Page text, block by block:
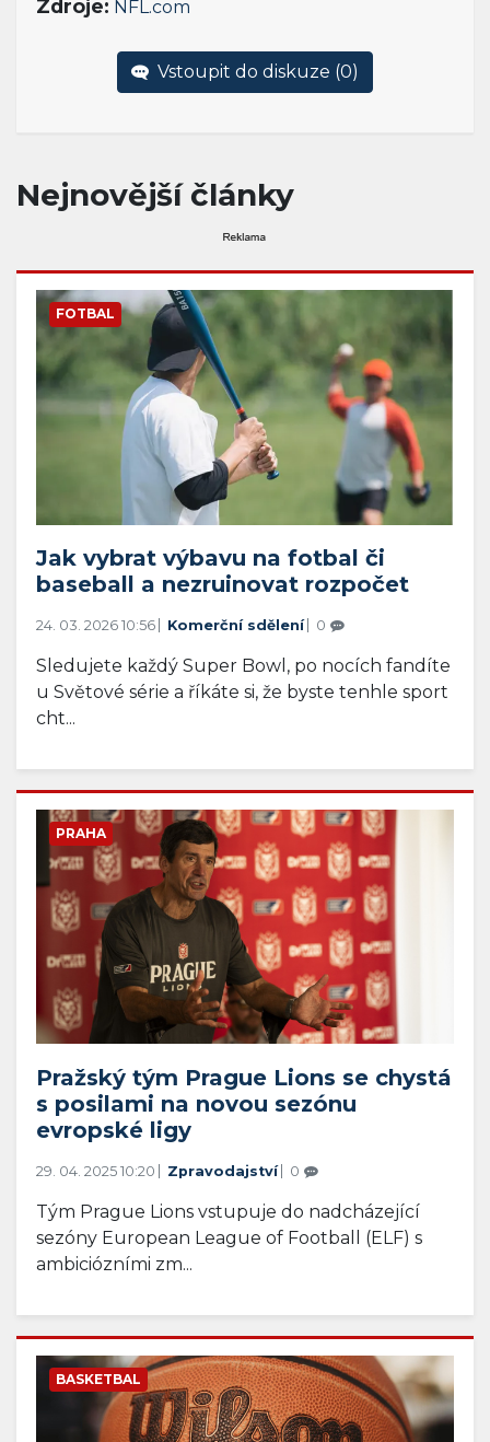
Zdroje: NFL.com
Vstoupit do diskuze (0)
Nejnovější články
FOTBAL
Jak vybrat výbavu na fotbal či
baseball a nezruinovat rozpočet
24. 03. 2026 10:56 Komerční sdělení 0
Sledujete každý Super Bowl, po nocích fandíte
u Světové série a říkáte si, že byste tenhle sport
cht...
PRAHA
Pražský tým Prague Lions se chystá
s posilami na novou sezónu
evropské ligy
29. 04. 2025 10:20 Zpravodajství 0
Tým Prague Lions vstupuje do nadcházející
sezóny European League of Football (ELF) s
ambiciózními zm...
BASKETBAL